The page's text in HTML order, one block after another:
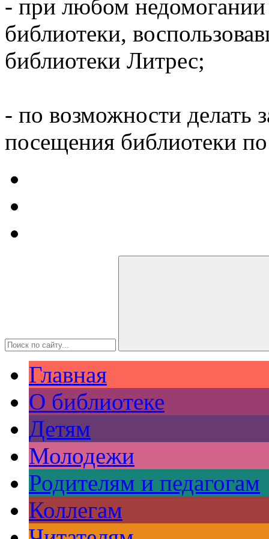
- при любом недомогании
библиотеки,
библиотеки Литрес;
- по возможности делать
посещения библиотеки
Главная
О библиотеке
Детям
Молодежи
Родителям и педагогам
Коллегам